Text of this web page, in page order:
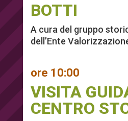
BOTTI
A cura del gruppo
dell’Ente
ore 10:00
VISITA
CENTRO